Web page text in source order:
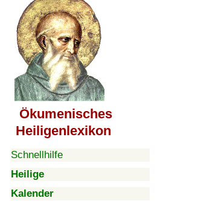
Ökumenisches
Heiligenlexikon
Schnellhilfe
Heilige
Kalender